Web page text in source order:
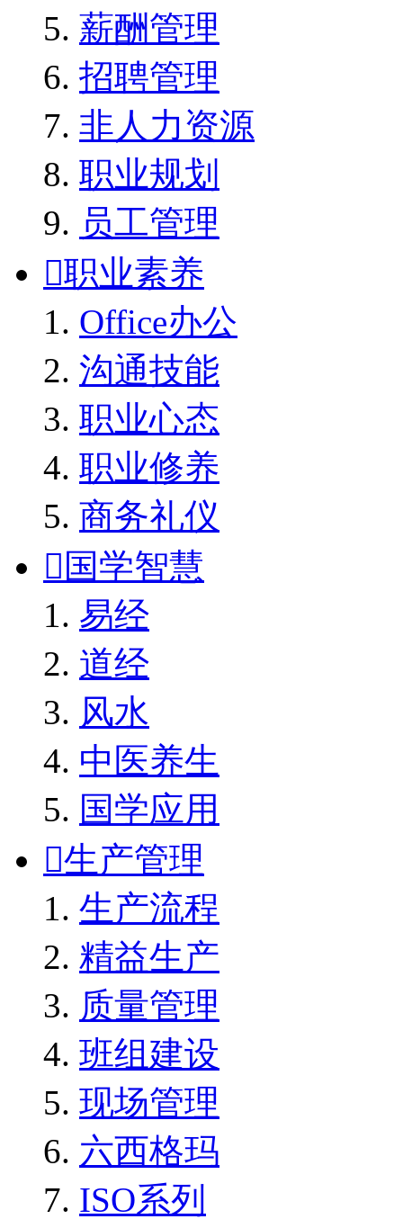
薪酬管理
招聘管理
非人力资源
职业规划
员工管理
职业素养
Office办公
沟通技能
职业心态
职业修养
商务礼仪
国学智慧
易经
道经
风水
中医养生
国学应用
生产管理
生产流程
精益生产
质量管理
班组建设
现场管理
六西格玛
ISO系列